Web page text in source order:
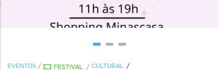
EVENTOS / FESTIVAL / CULTURAL